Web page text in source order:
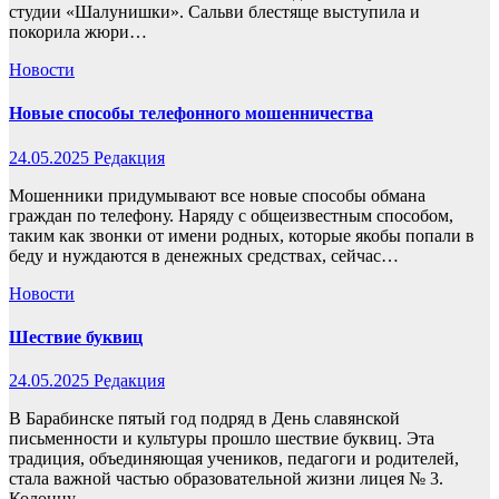
студии «Шалунишки». Сальви блестяще выступила и
покорила жюри…
Новости
Новые способы телефонного мошенничества
24.05.2025 Редакция
Мошенники придумывают все новые способы обмана
граждан по телефону. Наряду с общеизвестным способом,
таким как звонки от имени родных, которые якобы попали в
беду и нуждаются в денежных средствах, сейчас…
Новости
Шествие буквиц
24.05.2025 Редакция
В Барабинске пятый год подряд в День славянской
письменности и культуры прошло шествие буквиц. Эта
традиция, объединяющая учеников, педагоги и родителей,
стала важной частью образовательной жизни лицея № 3.